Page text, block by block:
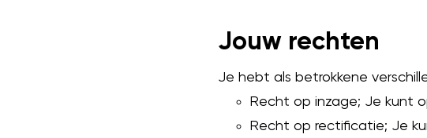
Jouw rechten
Je hebt als betrokkene
Recht op inzage; Je kunt
Recht op rectificatie; Je